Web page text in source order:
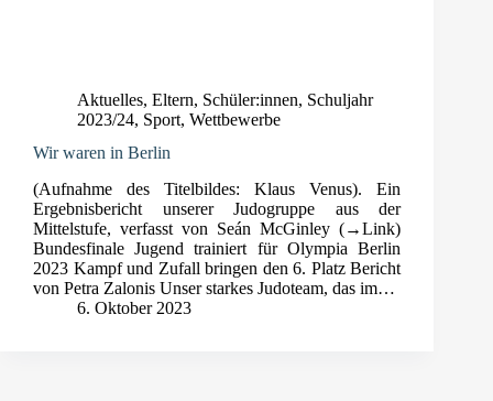
Aktuelles, Eltern, Schüler:innen, Schuljahr
2023/24, Sport, Wettbewerbe
Wir waren in Berlin
(Aufnahme des Titelbildes: Klaus Venus). Ein
Ergebnisbericht unserer Judogruppe aus der
Mittelstufe, verfasst von Seán McGinley (→Link)
Bundesfinale Jugend trainiert für Olympia Berlin
2023 Kampf und Zufall bringen den 6. Platz Bericht
von Petra Zalonis Unser starkes Judoteam, das im…
6. Oktober 2023